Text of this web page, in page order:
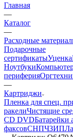
Главная
—
Каталог
—
Расходные
Подарочные
сертификатыУценка
Ноутбуки
периферия
—
Картриджи
Пленка для спец.
ракелиЧистящие
CD DVDБатарейки
факсовСНПЧЗИП